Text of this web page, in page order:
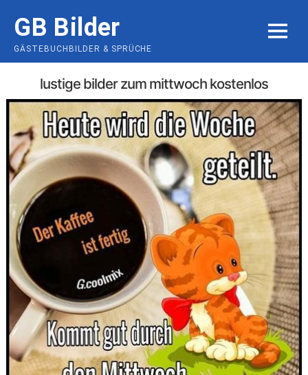
content
GB Bilder
GÄSTEBUCHBILDER & SPRÜCHE
MENU
lustige bilder zum mittwoch kostenlos